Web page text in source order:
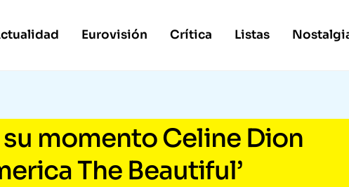
Eurovisión Crítica Listas
momento Celine Dion
The Beautiful’